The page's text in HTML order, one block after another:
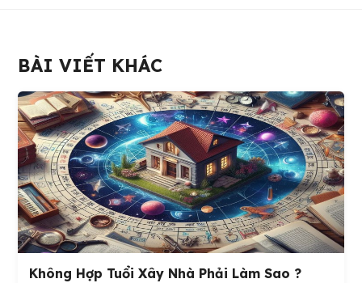
BÀI VIẾT KHÁC
Không Hợp Tuổi Xây Nhà Phải Làm Sao ?